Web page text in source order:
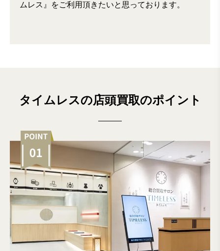
ムレス』をご利用頂きたいと思っております。
タイムレスの店頭買取のポイント